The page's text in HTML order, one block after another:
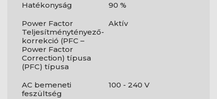
Hatékonyság
90 %
Power Factor
Teljesítménytényező-
korrekció (PFC –
Power Factor
Correction) típusa
(PFC) típusa
Aktív
AC bemeneti
feszültség
100 - 240 V